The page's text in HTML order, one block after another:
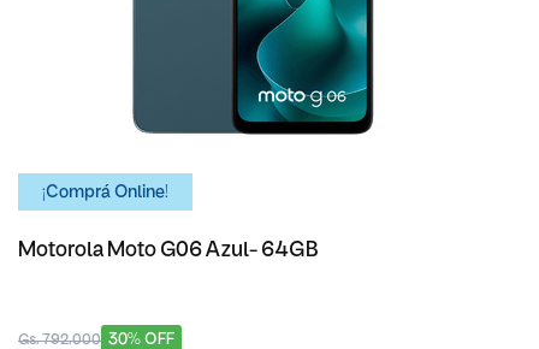
¡Comprá Online!
Motorola Moto G06 Azul- 64GB
30% OFF
Gs. 792.000